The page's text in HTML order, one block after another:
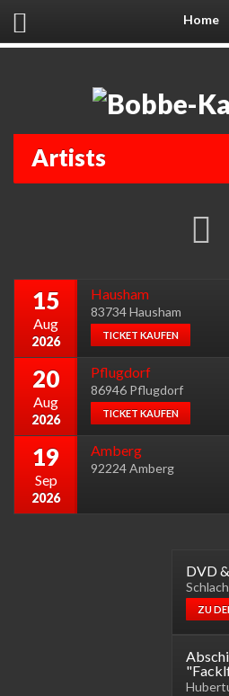
Home
Artists
15
Aug
2026
Hausham
83734 Hausham
TICKET KAUFEN
20
Aug
2026
Pflugdorf
86946 Pflugdorf
TICKET KAUFEN
19
Sep
2026
Amberg
92224 Amberg
DVD
ZU